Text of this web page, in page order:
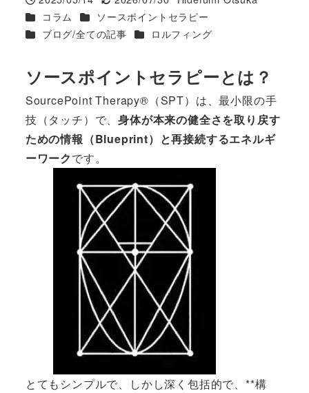
投稿日 更新日
著
者
カテゴリー
コラム カテゴリー
ソースポイントセラピー
カテゴリー
ブログ/全ての記事 カテゴリー
ロルフィング
ソースポイントセラピーとは？
SourcePoint Therapy®（SPT）は、最小限の手
技（タッチ）で、身体が本来の健全さを取り戻す
ための情報（Blueprint）と再接続するエネルギ
ーワークです。
とてもシンプルで、しかし深く包括的で、**構